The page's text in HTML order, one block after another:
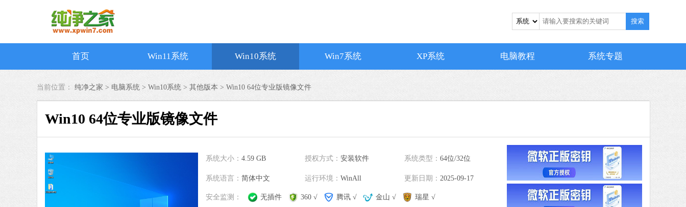
搜索
首页 Win11系统 Win10系统 Win7系统 XP系统 电脑教程 系统专题
当前位置： 纯净之家 > 电脑系统 > Win10系统 > 其他版本 > Win10 64位专业版镜像文件
Win10 64位专业版镜像文件
系统大小： 4.59 GB 授权方式：安装软件 系统类型： 64位/32位
系统语言： 简体中文 运行环境：WinAll 更新日期： 2025-09-17
安全监测： 无插件 360 √ 腾讯 √ 金山 √ 瑞星 √
软件大小：59.8 MB
软件语言：简体中文
搜狗输入法
搜狗输入法
谷歌浏览器
软件语言：简体中文